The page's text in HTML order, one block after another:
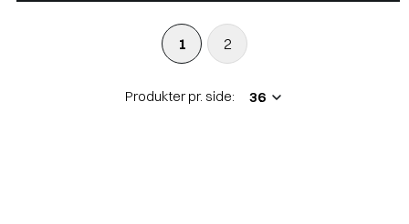
1 2
Produkter pr. side: